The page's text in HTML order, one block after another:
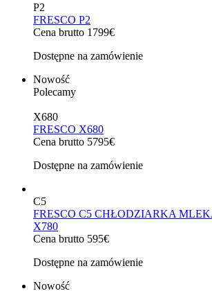
P2
FRESCO P2
Cena brutto 1799€
Dostępne na zamówienie
Nowość
Polecamy
X680
FRESCO X680
Cena brutto 5795€
Dostępne na zamówienie
C5
FRESCO C5 CHŁODZIARKA
X780
Cena brutto 595€
Dostępne na zamówienie
Nowość